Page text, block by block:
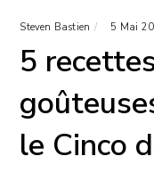
Steven Bastien 5 Mai
5
le Cinco